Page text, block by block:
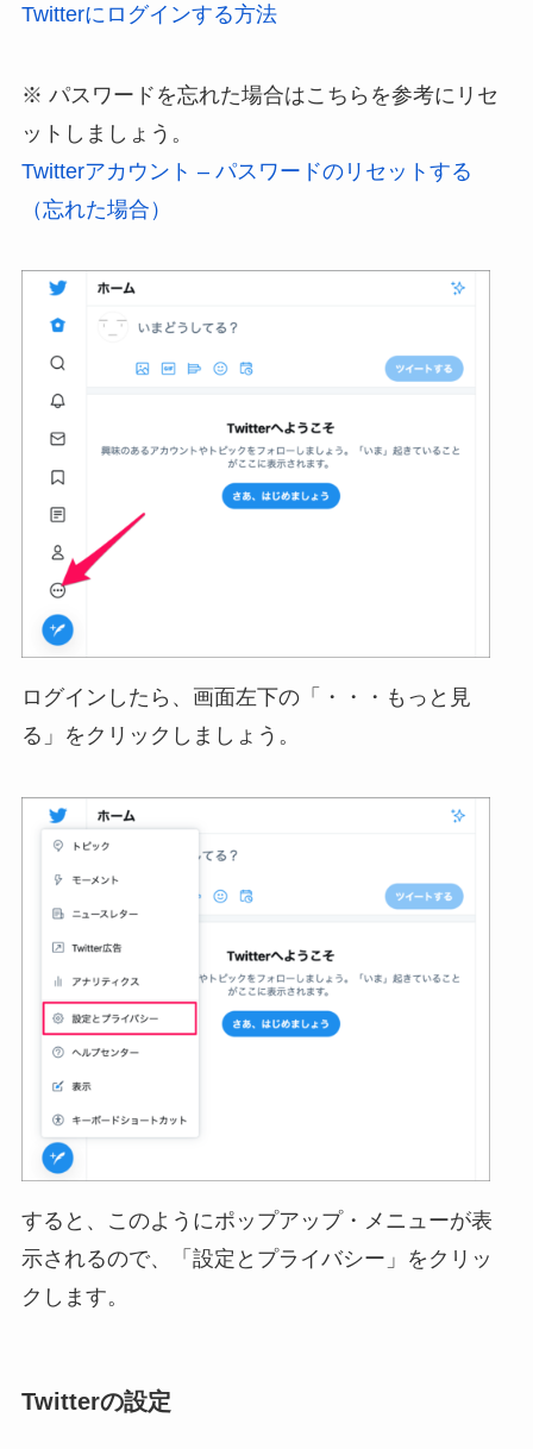
Twitterにログインする方法
※ パスワードを忘れた場合はこちらを参考にリセ
ットしましょう。
Twitterアカウント – パスワードのリセットする
（忘れた場合）
ログインしたら、画面左下の「・・・もっと見
る」をクリックしましょう。
すると、このようにポップアップ・メニューが表
示されるので、「設定とプライバシー」をクリッ
クします。
Twitterの設定